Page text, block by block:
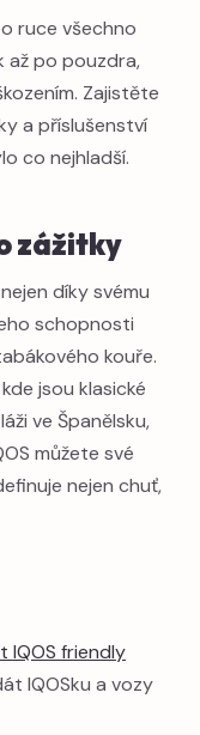
ruce všechno
až po pouzdra,
Zajistěte
a příslušenství
co nejhladší.
zážitky
díky svému
schopnosti
kouře.
jsou klasické
ve Španělsku,
můžete své
nejen chuť,
IQOS friendly
IQOSku a vozy